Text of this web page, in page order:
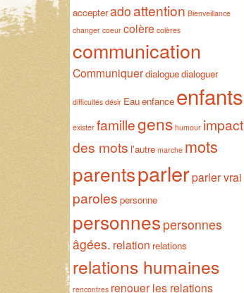
accepteradoattention Bienveillance
changer coeur colère colères
communication
Communiquerdialoguedialoguer
difficultés désir Eauenfance enfants
exister famillegens humour impact
des mots l'autre marche mots
parentsparlerparler vrai
paroles personne
personnes personnes
âgées. relation relations
relations humaines
rencontres renouer les relations